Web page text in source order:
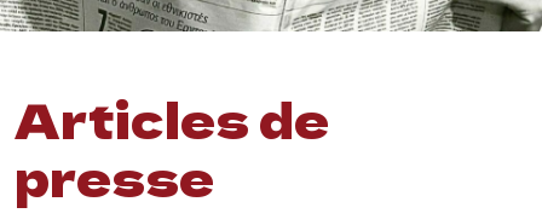
Articles de
presse